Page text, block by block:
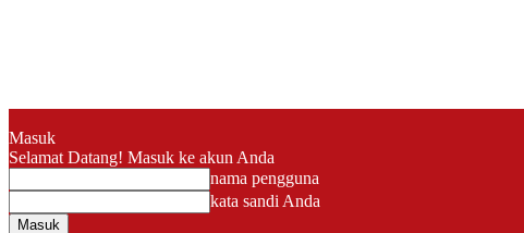
Masuk
Selamat Datang! Masuk ke akun Anda
nama pengguna
kata sandi Anda